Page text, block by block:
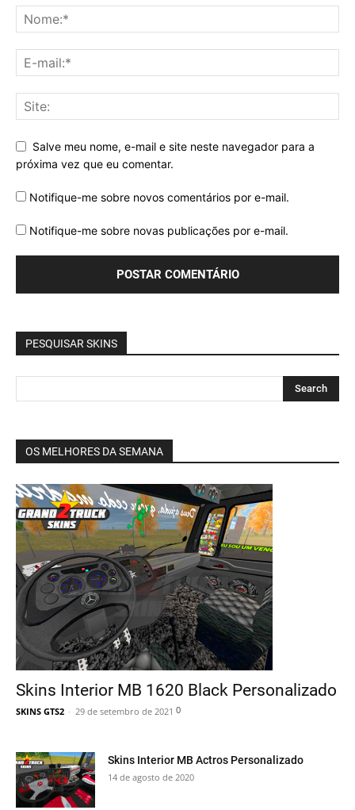
Salve meu nome, e-mail e site neste navegador para a
próxima vez que eu comentar.
Notifique-me sobre novos comentários por e-mail.
Notifique-me sobre novas publicações por e-mail.
PESQUISAR SKINS
OS MELHORES DA SEMANA
Skins Interior MB 1620 Black Personalizado
SKINS GTS2 - 29 de setembro de 2021 0
Skins Interior MB Actros Personalizado
14 de agosto de 2020